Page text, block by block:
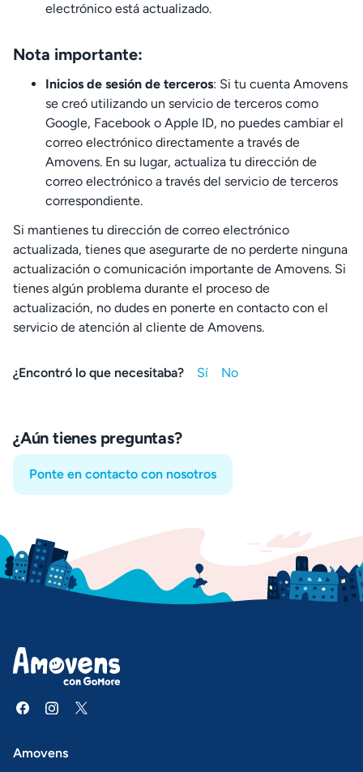
electrónico está actualizado.
Nota importante:
Inicios de sesión de terceros: Si tu cuenta Amovens
se creó utilizando un servicio de terceros como
Google, Facebook o Apple ID, no puedes cambiar el
correo electrónico directamente a través de
Amovens. En su lugar, actualiza tu dirección de
correo electrónico a través del servicio de terceros
correspondiente.
Si mantienes tu dirección de correo electrónico
actualizada, tienes que asegurarte de no perderte ninguna
actualización o comunicación importante de Amovens. Si
tienes algún problema durante el proceso de
actualización, no dudes en ponerte en contacto con el
servicio de atención al cliente de Amovens.
¿Encontró lo que necesitaba?
¿Aún tienes preguntas?
Ponte en contacto con nosotros
Amovens